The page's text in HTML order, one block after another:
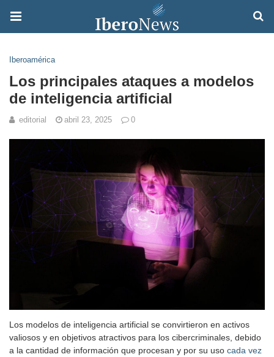
Iberoamérica
Los principales ataques a modelos
de inteligencia artificial
editorial abril 23, 2025 0
Los modelos de inteligencia artificial se convirtieron en activos
valiosos y en objetivos atractivos para los cibercriminales, debido
a la cantidad de información que procesan y por su uso cada vez